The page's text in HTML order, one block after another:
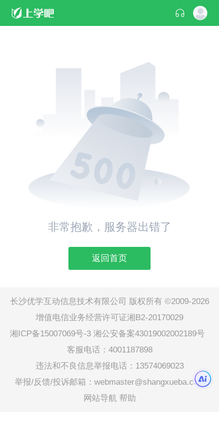
非常抱歉，服务器出错了
返回首页
长沙优学互动信息技术有限公司 版权所有 ©2009-2026
增值电信业务经营许可证湘B2-20170029
湘ICP备15007069号-3 湘公安备案43019002002189号
客服电话：4001187898
违法和不良信息举报电话：13574069023
举报/反馈/投诉邮箱：webmaster@shangxueba.com
网站导航 帮助